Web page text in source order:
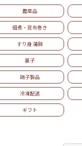
ド
ーポリシー
カートを見る
冷蔵 0
農産品
佃煮・昆布巻き
すり身 蒲鉾
菓子
硝子製品
冷凍配送
ギフト